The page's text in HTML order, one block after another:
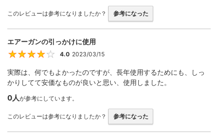
このレビューは参考になりましたか？ 参考になった
エアーガンの引っかけに使用
4
4.0 2023/03/15
実際は、何でもよかったのですが、長年使用するためにも、しっ
かりしてて安価なものが良いと思い、使用しました。
0人が参考にしています。
このレビューは参考になりましたか？ 参考になった